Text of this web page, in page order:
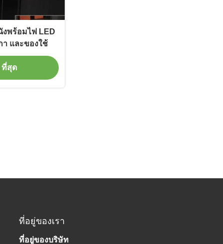
พร้อมไฟ LED
า และของใช้
ที่สุด
ที่อยู่ของเรา
ที่อยู่ของบริษัท